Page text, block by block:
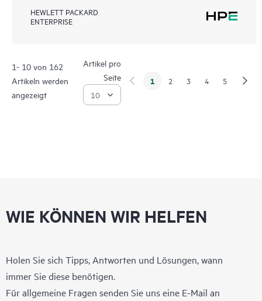
HEWLETT PACKARD
ENTERPRISE
1- 10 von 162
Artikeln werden
angezeigt
Artikel pro
Seite
1 2 3 4 5
WIE KÖNNEN WIR HELFEN
Holen Sie sich Tipps, Antworten und Lösungen, wann
immer Sie diese benötigen.
Für allgemeine Fragen senden Sie uns eine E-Mail an